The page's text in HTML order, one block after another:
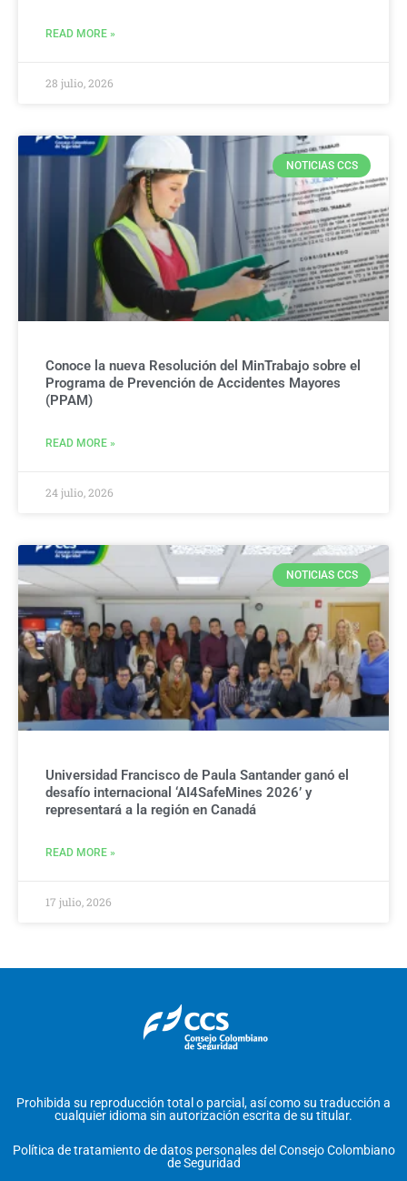
READ MORE »
28 julio, 2026
NOTICIAS CCS
Conoce la nueva Resolución del MinTrabajo sobre el
Programa de Prevención de Accidentes Mayores
(PPAM)
READ MORE »
24 julio, 2026
NOTICIAS CCS
Universidad Francisco de Paula Santander ganó el
desafío internacional ‘AI4SafeMines 2026’ y
representará a la región en Canadá
READ MORE »
17 julio, 2026
Prohibida su reproducción total o parcial, así como su traducción a
cualquier idioma sin autorización escrita de su titular.
Política de tratamiento de datos personales del Consejo Colombiano
de Seguridad